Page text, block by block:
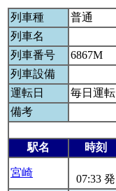
列車種
普通
列車名
列車番号
6867M
列車設備
運転日
毎日運転
備考
駅名 時刻
宮崎
07:33 発